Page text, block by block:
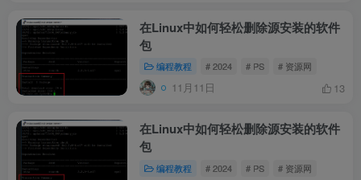
在Linux中如何轻松删除源安装的软件
包
编程教程 # 2024 # PS # 资源网
11月11日 13
在Linux中如何轻松删除源安装的软件
包
编程教程 # 2024 # PS # 资源网